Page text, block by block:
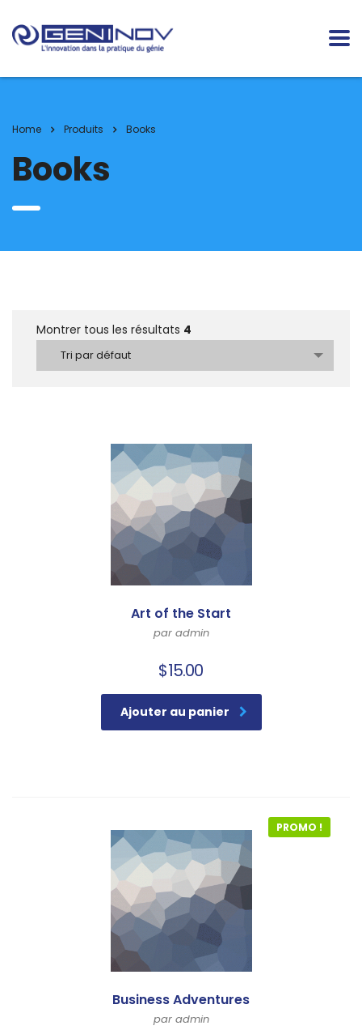
Home Produits Books
Books
Montrer tous les résultats 4
Tri par défaut
Art of the Start
par admin
$15.00
Ajouter au panier
PROMO !
Business Adventures
par admin